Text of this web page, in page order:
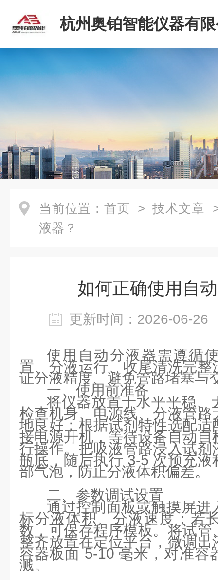
杭州奥铂智能仪器有
当前位置： 首页 > 技术文章
液器？
如何正确使用自
更新时间：2026-06-
使用自动分液器需遵循
置、分液运行、收尾清洗完整
证分液精度、避免管路堵塞与
一、使用前准备
将仪器放置于水平平稳、
检查机身、电源线、分液管
地良好；根据试剂特性选配
接电源开机，等待设备自动
行操作。把吸液管路浸入试
瓶底，随后执行 3-5 次预充液
部气泡，防止分液体积偏差。
二、参数调试设置
通过控制面板或触摸屏进
标分液体积、分液速度；若
数，可保存程序模板。将试管
整齐放置在定位平台，微调
容器板面 5-10 毫米，对准容
溅。